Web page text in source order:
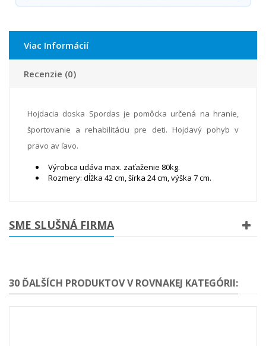
Viac Informácií
Recenzie (0)
Hojdacia doska Spordas je pomôcka určená na hranie,
športovanie a rehabilitáciu pre deti. Hojdavý pohyb v
pravo av ľavo.
Výrobca udáva max. zaťaženie 80kg.
Rozmery: dĺžka 42 cm, šírka 24 cm, výška 7 cm.
SME SLUŠNÁ FIRMA
30 ĎALŠÍCH PRODUKTOV V ROVNAKEJ KATEGÓRII: